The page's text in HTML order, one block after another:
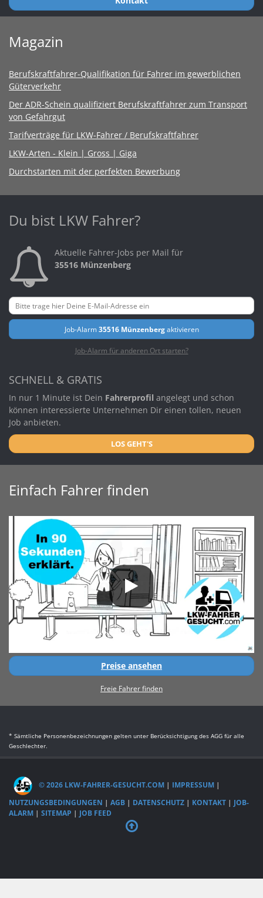
Magazin
Berufskraftfahrer-Qualifikation für Fahrer im gewerblichen
Güterverkehr
Der ADR-Schein qualifiziert Berufskraftfahrer zum Transport
von Gefahrgut
Tarifverträge für LKW-Fahrer / Berufskraftfahrer
LKW-Arten - Klein | Gross | Giga
Durchstarten mit der perfekten Bewerbung
Du bist LKW Fahrer?
Aktuelle Fahrer-Jobs per Mail für
35516 Münzenberg
Job-Alarm35516 Münzenbergaktivieren
Job-Alarm für anderen Ort starten?
SCHNELL & GRATIS
In nur 1 Minute ist Dein Fahrerprofil angelegt und schon
können interessierte Unternehmen Dir einen tollen, neuen
Job anbieten.
LOS GEHT'S
Einfach Fahrer finden
Preise ansehen
Freie Fahrer finden
* Sämtliche Personenbezeichnungen gelten unter Berücksichtigung des AGG für alle
Geschlechter.
© 2026 LKW-FAHRER-GESUCHT.COM | IMPRESSUM |
NUTZUNGSBEDINGUNGEN | AGB | DATENSCHUTZ | KONTAKT | JOB-
ALARM | SITEMAP | JOB FEED